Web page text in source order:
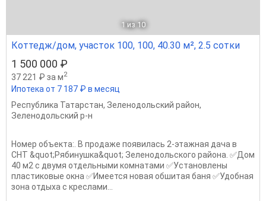
1 из 10
Коттедж/дом, участок 100, 100, 40.30 м², 2.5 сотки
1 500 000 ₽
37 221 ₽ за м2
Ипотека от 7 187 ₽ в месяц
Республика Татарстан, Зеленодольский район,
Зеленодольский р-н
Номер объекта:. В продаже появилась 2-этажная дача в
СHТ &quot;Pябинушка&quot; Зеленодольского района. ✅Дом
40 м2 с двумя отдельными комнатами ✅Установлены
пластиковые окна ✅Имеется новая обшитая баня ✅Удобная
зона отдыха с креслами...